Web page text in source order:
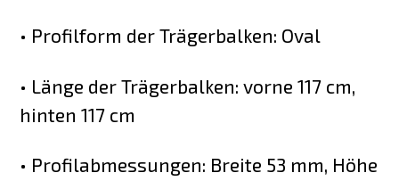
• Profilform der Trägerbalken: Oval
• Länge der Trägerbalken: vorne 117 cm,
hinten 117 cm
• Profilabmessungen: Breite 53 mm, Höhe